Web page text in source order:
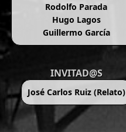
Rodolfo Parada
Hugo Lagos
Guillermo García
INVITAD@S
José Carlos Ruiz (Relato)